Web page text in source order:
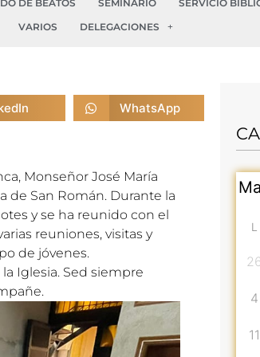
DE BEATOS SEMINARIO SERVICIO
VARIOS
DELEGACIONES
WhatsApp
Monseñor José María
de San Román. Durante la
y se ha reunido con el
reuniones, visitas y
de jóvenes.
Iglesia. Sed siempre
L
4
11